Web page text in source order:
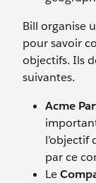
Bill organise
pour savoir
objectifs. Ils
suivantes.
Acme
l’objectif
par ce
Le